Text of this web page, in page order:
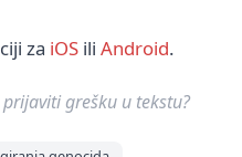
za iOS ili Android.
grešku u tekstu?